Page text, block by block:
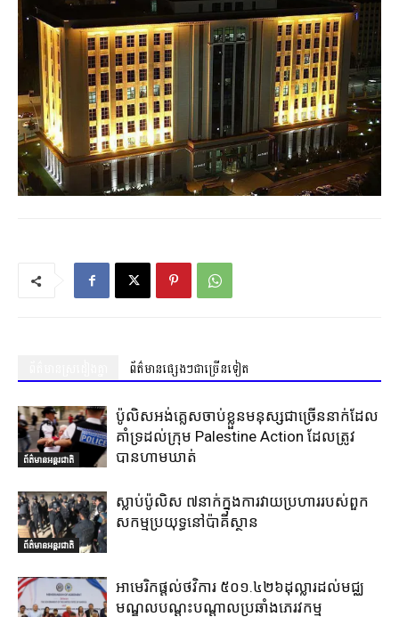
ព័ត៌មានផ្សេងៗជាច្រើនទៀត
ព័ត៌មានអន្តរជាតិ
ប៉ូលិសអង់គ្លេសចាប់ខ្លួនមនុស្សជាច្រើននាក់ដែល
គាំទ្រដល់ក្រុម Palestine Action ដែលត្រូវ
បានហាមឃាត់
ព័ត៌មានអន្តរជាតិ
ស្លាប់ប៉ូលិស ៧នាក់ក្នុងការវាយប្រហាររបស់ពួក
សកម្មប្រយុទ្ធនៅប៉ាគីស្ថាន
អាមេរិកផ្តល់ថវិការ ៥០១.៤២៦ដុល្លារដល់មជ្ឈ
មណ្ឌលបណ្តុះបណ្តាលប្រឆាំងភេរវកម្ម